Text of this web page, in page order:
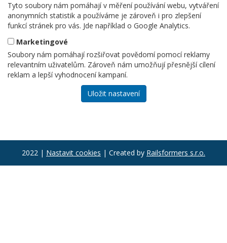
Tyto soubory nám pomáhají v měření používání webu, vytváření
anonymních statistik a používáme je zároveň i pro zlepšení
funkcí stránek pro vás. Jde například o Google Analytics.
Marketingové
Soubory nám pomáhají rozšiřovat povědomí pomocí reklamy
relevantním uživatelům. Zároveň nám umožňují přesnější cílení
reklam a lepší vyhodnocení kampaní.
Uložit nastavení
2022 | Nastavit cookies | Created by Railsformers s.r.o.